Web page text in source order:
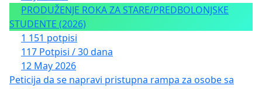
PRODUŽENJE ROKA ZA STARE/PREDBOLONJSKE
STUDENTE (2026)
1 151 potpisi
117 Potpisi / 30 dana
12 May 2026
Peticija da se napravi pristupna rampa za osobe sa